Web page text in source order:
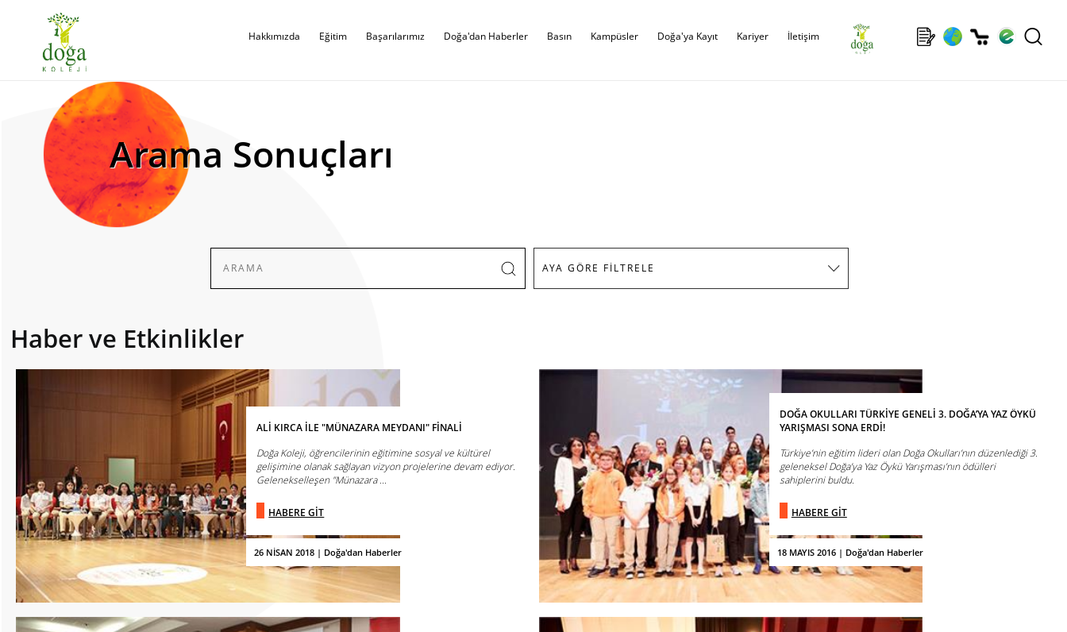
Hakkımızda Eğitim Başarılarımız Doğa'dan Haberler Basın Kampüsler Doğa'ya Kayıt Kariyer İletişim
Arama Sonuçları
Haber ve Etkinlikler
26 NİSAN 2018 | Doğa'dan Haberler
ALİ KIRCA İLE "MÜNAZARA MEYDANI" FİNALİ
Doğa Koleji, öğrencilerinin eğitimine sosyal ve kültürel
gelişimine olanak sağlayan vizyon projelerine devam ediyor.
Gelenekselleşen "Münazara ...
HABERE GİT
18 MAYIS 2016 | Doğa'dan Haberler
DOĞA OKULLARI TÜRKİYE GENELİ 3. DOĞA’YA YAZ ÖYKÜ
YARIŞMASI SONA ERDİ!
Türkiye’nin eğitim lideri olan Doğa Okulları’nın düzenlediği 3.
geleneksel Doğa’ya Yaz Öykü Yarışması’nın ödülleri
sahiplerini buldu.
HABERE GİT